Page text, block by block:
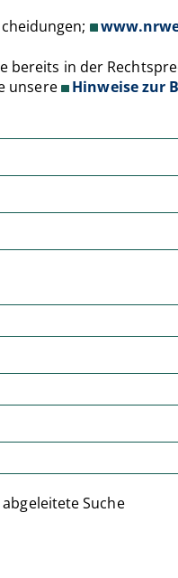
bereits in der
unsere
Hinweise zur
abgeleitete Suche